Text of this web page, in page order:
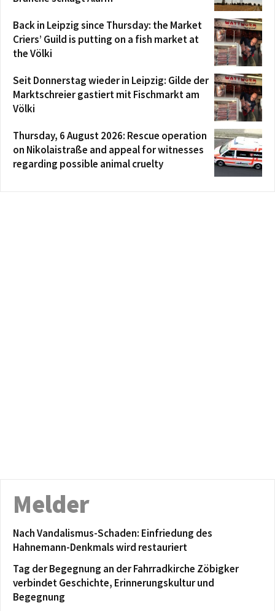
Back in Leipzig since Thursday: the Market
Criers’ Guild is putting on a fish market at
the Völki
Seit Donnerstag wieder in Leipzig: Gilde der
Marktschreier gastiert mit Fischmarkt am
Völki
Thursday, 6 August 2026: Rescue operation
on Nikolaistraße and appeal for witnesses
regarding possible animal cruelty
Melder
Nach Vandalismus-Schaden: Einfriedung des
Hahnemann-Denkmals wird restauriert
Tag der Begegnung an der Fahrradkirche Zöbigker
verbindet Geschichte, Erinnerungskultur und
Begegnung